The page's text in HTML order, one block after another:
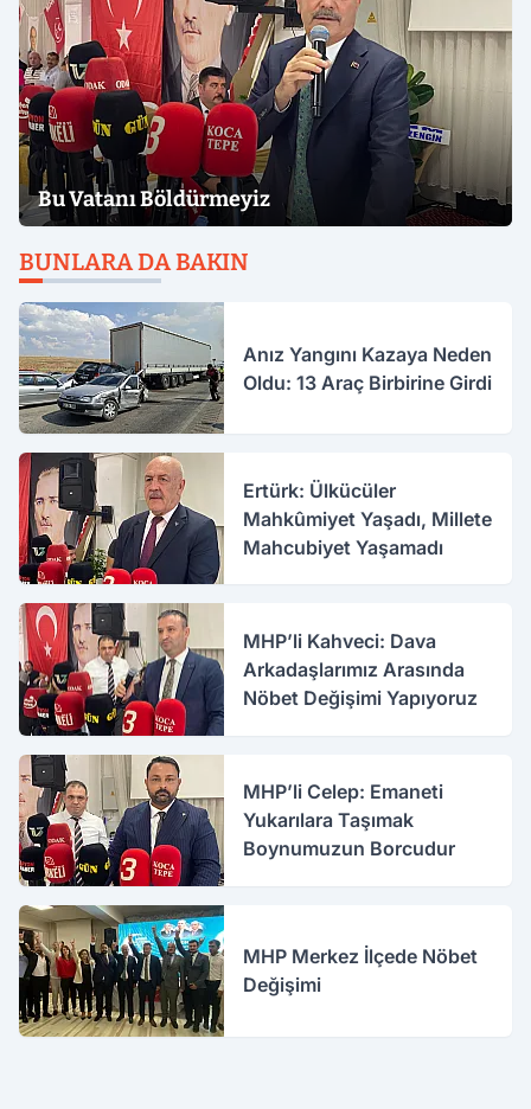
Bu Vatanı Böldürmeyiz
BUNLARA DA BAKIN
Anız Yangını Kazaya Neden
Oldu: 13 Araç Birbirine Girdi
Ertürk: Ülkücüler
Mahkûmiyet Yaşadı, Millete
Mahcubiyet Yaşamadı
MHP’li Kahveci: Dava
Arkadaşlarımız Arasında
Nöbet Değişimi Yapıyoruz
MHP’li Celep: Emaneti
Yukarılara Taşımak
Boynumuzun Borcudur
MHP Merkez İlçede Nöbet
Değişimi